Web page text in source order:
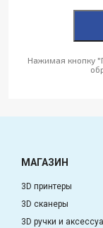
Нажимая кнопку
МАГАЗИН
3D принтеры
3D сканеры
3D ручки и